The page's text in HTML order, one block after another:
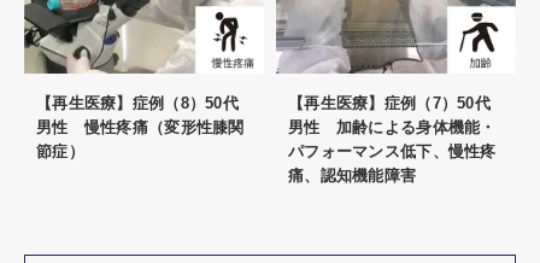
【再生医療】症例（8）50代
男性 慢性疼痛（変形性膝関
節症）
【再生医療】症例（7）50代
男性 加齢による身体機能・
パフォーマンス低下、慢性疼
痛、認知機能障害